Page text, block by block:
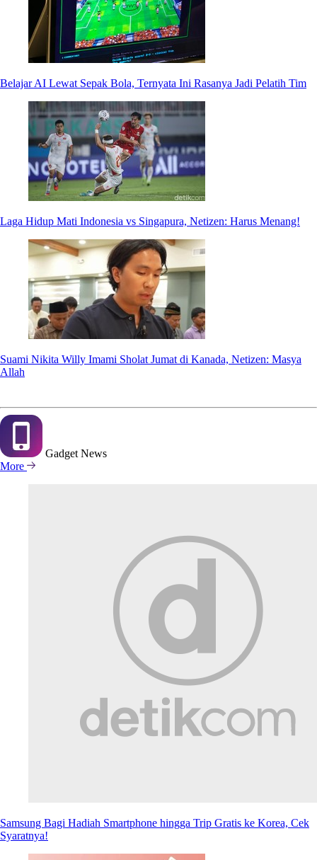
Belajar AI Lewat Sepak Bola, Ternyata Ini Rasanya Jadi Pelatih Tim
Laga Hidup Mati Indonesia vs Singapura, Netizen: Harus Menang!
Suami Nikita Willy Imami Sholat Jumat di Kanada, Netizen: Masya
Allah
Gadget News
More
Samsung Bagi Hadiah Smartphone hingga Trip Gratis ke Korea, Cek
Syaratnya!